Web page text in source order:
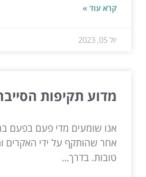
קרא עוד »
יול 05, 2023
מדוע תקיפות
אנו שומעים מדי פעם בפעם
אחר שהותקף על ידי האקרים
טובות. בדרך...